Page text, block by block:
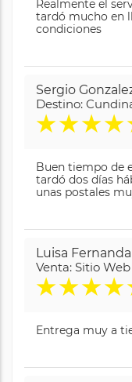
Realmente el
tardó mucho en
condiciones
Sergio
Destino:
★★★★
Buen tiempo de
tardó dos días
unas postales
Luisa
Venta: Sitio
★★★★
Entrega muy a